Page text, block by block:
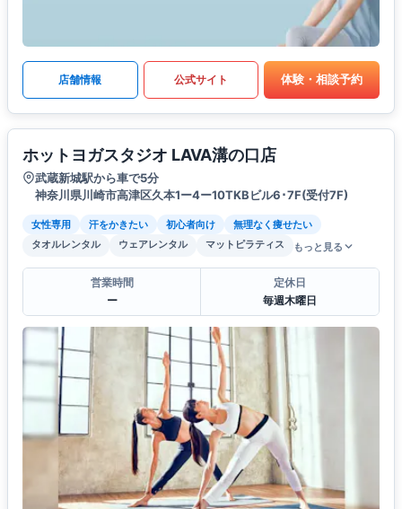
店舗情報 公式サイト 体験・相談予約
ホットヨガスタジオ LAVA溝の口店
武蔵新城駅から車で5分
神奈川県川崎市高津区久本1ー4ー10TKBビル6･7F(受付7F)
女性専用 汗をかきたい 初心者向け
無理なく痩せたい
タオルレンタル
ウェアレンタル マットピラティス もっと見る
営業時間
ー
定休日
毎週木曜日